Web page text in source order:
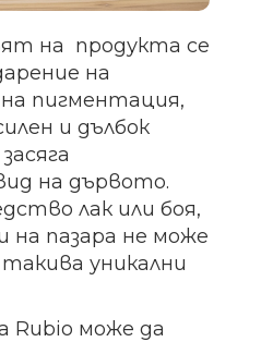
на продукта се
на
пигментация,
и дълбок
на дървото.
лак или боя,
на пазара не може
уникални
Rubio може да